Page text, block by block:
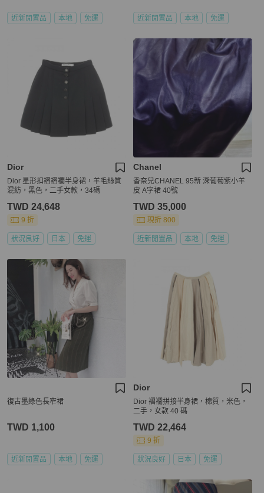
近新閒置品 本地 免運 近新閒置品 本地 免運
Dior
Dior 星形扣褶褶襉半身裙，羊毛絲質
混紡，黑色，二手女款，34碼
TWD 24,648
9 折
狀況良好 日本 免運
Chanel
香奈兒CHANEL 95新 深葡萄紫小羊
皮 A字裙 40號
TWD 35,000
現折 800
近新閒置品 本地 免運
復古墨綠色長窄裙
TWD 1,100
近新閒置品 本地 免運
Dior
Dior 褶襉拼接半身裙，棉質，米色，
二手，女款 40 碼
TWD 22,464
9 折
狀況良好 日本 免運